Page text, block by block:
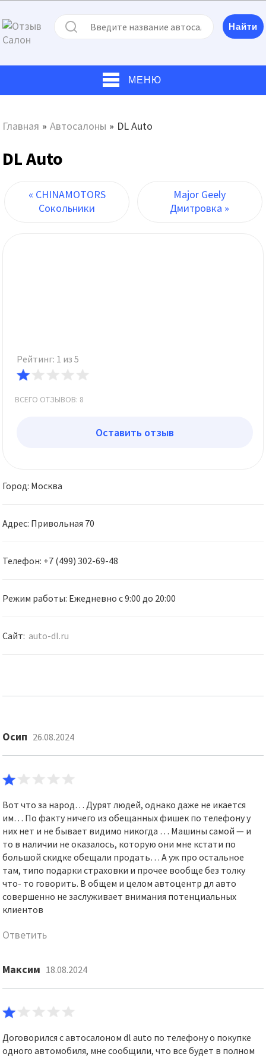
МЕНЮ
Главная » Автосалоны » DL Auto
DL Auto
« CHINAMOTORS
Сокольники
Major Geely
Дмитровка »
Город: Москва
Адрес: Привольная 70
Телефон: +7 (499) 302-69-48
Режим работы: Ежедневно с 9:00 до 20:00
Сайт: auto-dl.ru
Рейтинг: 1 из 5
ВСЕГО ОТЗЫВОВ: 8
Оставить отзыв
Осип 26.08.2024
Вот что за народ… Дурят людей, однако даже не икается
им… По факту ничего из обещанных фишек по телефону у
них нет и не бывает видимо никогда … Машины самой — и
то в наличии не оказалось, которую они мне кстати по
большой скидке обещали продать… А уж про остальное
там, типо подарки страховки и прочее вообще без толку
что- то говорить. В общем и целом автоцентр дл авто
совершенно не заслуживает внимания потенциальных
клиентов
Ответить
Максим 18.08.2024
Договорился с автосалоном dl auto по телефону о покупке
одного автомобиля, мне сообщили, что все будет в полном